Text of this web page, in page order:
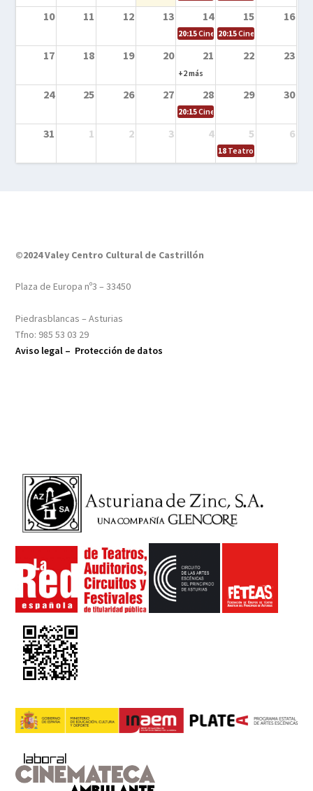
10 11 12 13 14 15 16
20:15Cine en la calle – Tortugas
20:15Cine en la calle –
17 18 19 20 21 22 23
+2 más
24 25 26 27 28 29 30
20:15Cine en el calle – Tintín y el
31 1 2 3 4 5 6
18 Teatro – Tres
©2024 Valey Centro Cultural de Castrillón
Plaza de Europa nº3 – 33450
Piedrasblancas – Asturias
Tfno: 985 53 03 29
Aviso legal – Protección de datos